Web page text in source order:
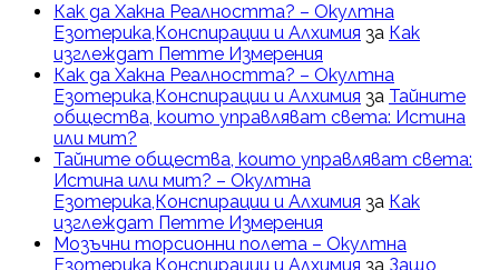
Как да Хакна Реалността? – Окултна
Езотерика,Конспирации и Алхимия за Как
изглеждат Петте Измерения
Как да Хакна Реалността? – Окултна
Езотерика,Конспирации и Алхимия за Тайните
общества, които управляват света: Истина
или мит?
Тайните общества, които управляват света:
Истина или мит? – Окултна
Езотерика,Конспирации и Алхимия за Как
изглеждат Петте Измерения
Мозъчни торсионни полета – Окултна
Езотерика,Конспирации и Алхимия за Защо